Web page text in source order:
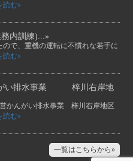
読む»
内訓練)...»
で、重機の運転に不慣れな若手に
読む»
がい排水事業 梓川右岸地
かんがい排水事業 梓川右岸地区
読む»
一覧はこちらから»